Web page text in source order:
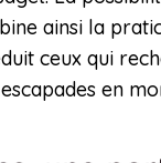
ainsi la
ceux qui
en